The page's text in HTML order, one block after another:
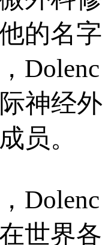
的名字
Dolenc
神经外
员。
世界各